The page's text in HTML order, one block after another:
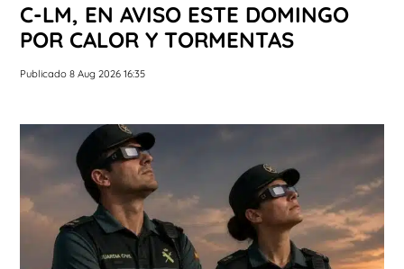
C-LM, EN AVISO ESTE DOMINGO
POR CALOR Y TORMENTAS
Publicado 8 Aug 2026 16:35